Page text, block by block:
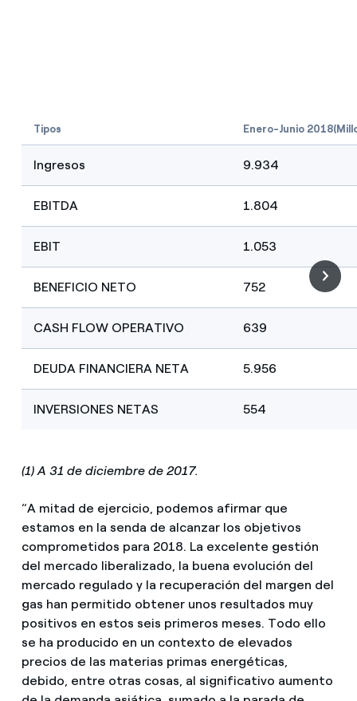
Ofertas para autónomos y Pymes
¿Gestionas varias comunidades de propietarios?
Tipos Enero-Junio
Ingresos 9.934
EBITDA 1.804
EBIT 1.053
BENEFICIO NETO 752
CASH FLOW OPERATIVO 639
DEUDA FINANCIERA NETA 5.956
INVERSIONES NETAS 554
(1) A 31 de diciembre de 2017.
“A mitad de ejercicio, podemos afirmar que
estamos en la senda de alcanzar los objetivos
comprometidos para 2018. La excelente gestión
del mercado liberalizado, la buena evolución del
mercado regulado y la recuperación del margen del
gas han permitido obtener unos resultados muy
positivos en estos seis primeros meses. Todo ello
se ha producido en un contexto de elevados
precios de las materias primas energéticas,
debido, entre otras cosas, al significativo aumento